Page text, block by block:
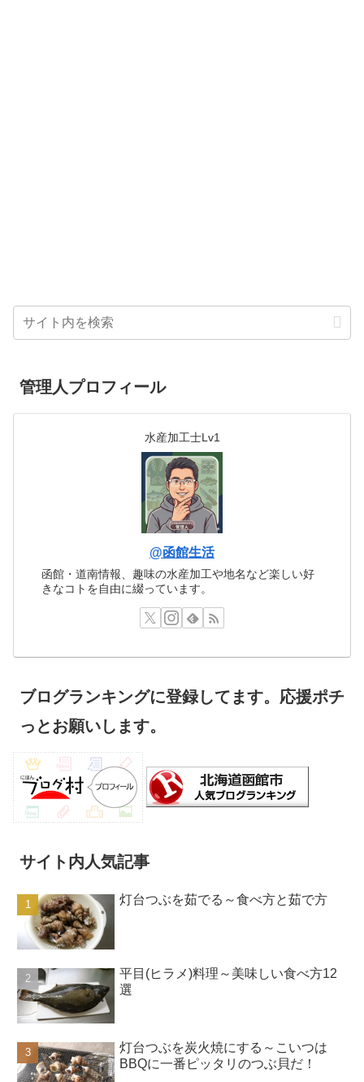
管理人プロフィール
水産加工士Lv1
@函館生活
函館・道南情報、趣味の水産加工や地名など楽しい好
きなコトを自由に綴っています。
ブログランキングに登録してます。応援ポチ
っとお願いします。
サイト内人気記事
灯台つぶを茹でる～食べ方と茹で方
平目(ヒラメ)料理～美味しい食べ方12
選
灯台つぶを炭火焼にする～こいつは
BBQに一番ピッタリのつぶ貝だ！